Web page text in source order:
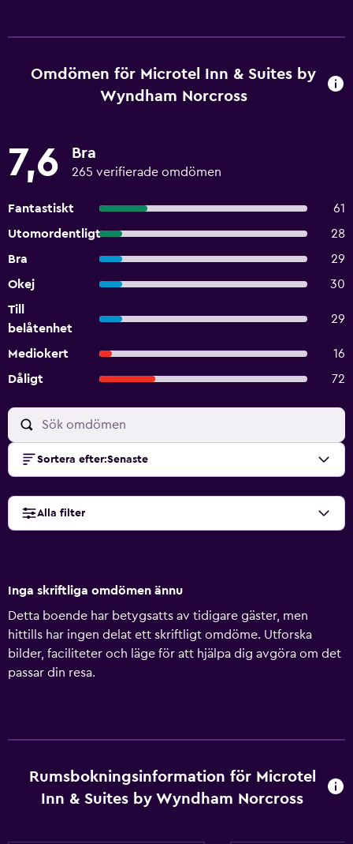
Omdömen för Microtel Inn & Suites by
Wyndham Norcross
7,6 Bra
265 verifierade omdömen
Fantastiskt
61
Utomordentligt
28
Bra
29
Okej
30
Till
belåtenhet
29
Mediokert
16
Dåligt
72
Sortera efter:Senaste
Alla filter
Inga skriftliga omdömen ännu
Detta boende har betygsatts av tidigare gäster, men
hittills har ingen delat ett skriftligt omdöme. Utforska
bilder, faciliteter och läge för att hjälpa dig avgöra om det
passar din resa.
Rumsbokningsinformation för Microtel
Inn & Suites by Wyndham Norcross